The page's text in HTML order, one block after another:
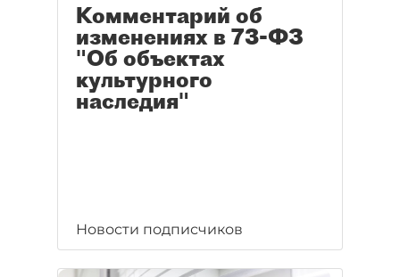
Комментарий об
изменениях в 73-ФЗ
"Об объектах
культурного
наследия"
Новости подписчиков